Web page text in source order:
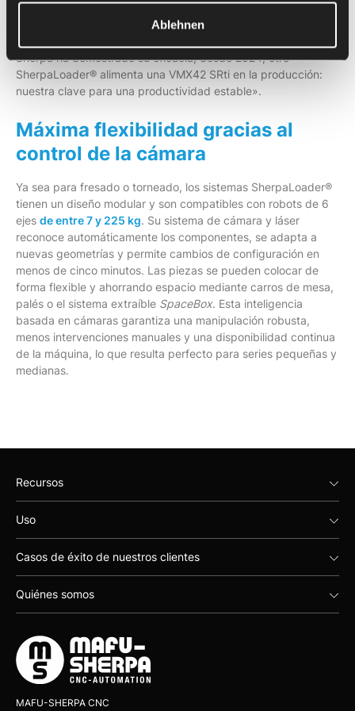
Ablehnen
«Durante el día hemos reducido la plantilla y por la noche
podemos seguir produciendo sin personal», explica Trost. «La
Sherpa ha demostrado su eficacia; desde 2024, otro
SherpaLoader® alimenta una VMX42 SRti en la producción:
nuestra clave para una productividad estable».
Máxima flexibilidad gracias al
control de la cámara
Ya sea para fresado o torneado, los sistemas SherpaLoader®
tienen un diseño modular y son compatibles con robots de 6
ejes de entre 7 y 225 kg. Su sistema de cámara y láser
reconoce automáticamente los componentes, se adapta a
nuevas geometrías y permite cambios de configuración en
menos de cinco minutos. Las piezas se pueden colocar de
forma flexible y ahorrando espacio mediante carros de mesa,
palés o el sistema extraíble SpaceBox. Esta inteligencia
basada en cámaras garantiza una manipulación robusta,
menos intervenciones manuales y una disponibilidad continua
de la máquina, lo que resulta perfecto para series pequeñas y
medianas.
Recursos
Uso
Casos de éxito de nuestros clientes
Quiénes somos
MAFU-SHERPA CNC